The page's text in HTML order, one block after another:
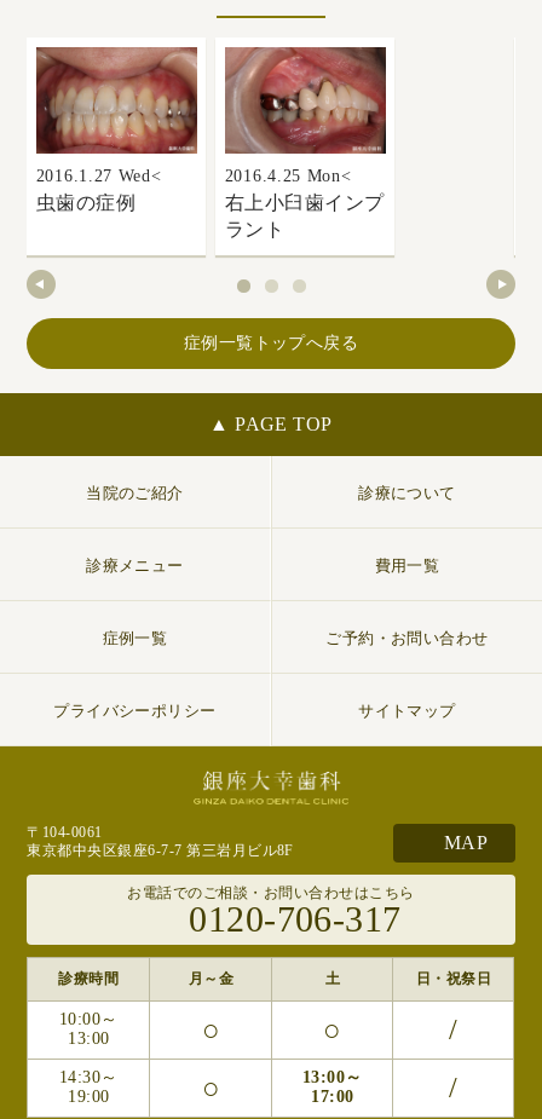
2016.1.27 Wed<
虫歯の症例
2016.4.25 Mon<
右上小臼歯インプ
ラント
症例一覧トップへ戻る
▲ PAGE TOP
当院のご紹介 診療について
診療メニュー 費用一覧
症例一覧 ご予約・お問い合わせ
プライバシーポリシー サイトマップ
〒104-0061
東京都中央区銀座6-7-7 第三岩月ビル8F
MAP
お電話でのご相談・お問い合わせはこちら
0120-706-317
診療時間 月～金 土 日・祝祭日
10:00～
13:00
○ ○ /
14:30～
19:00
○
13:00～
17:00
/